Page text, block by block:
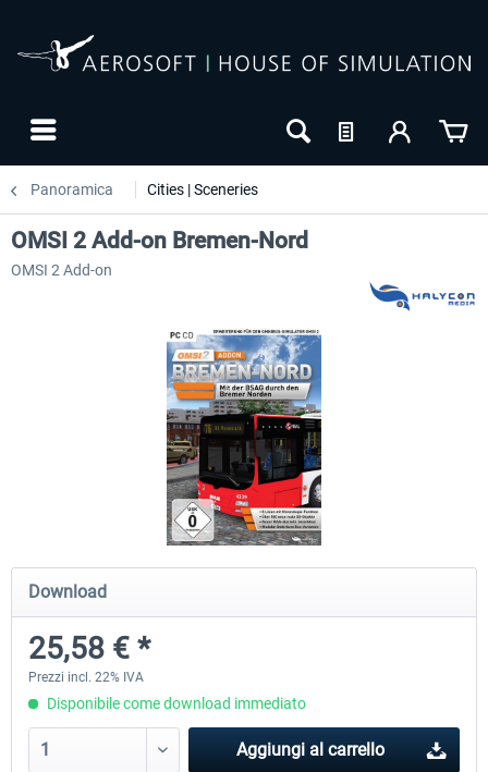
Panoramica Cities | Sceneries
OMSI 2 Add-on Thüringer Wald
30,75 € *
OMSI 2 Add-on Berlin Line
OMSI 2 Add-on Bremen-Nord
OMSI 2 Add-on
Download
25,58 € *
Prezzi incl. 22% IVA
Disponibile come download immediato
Aggiungi al carrello